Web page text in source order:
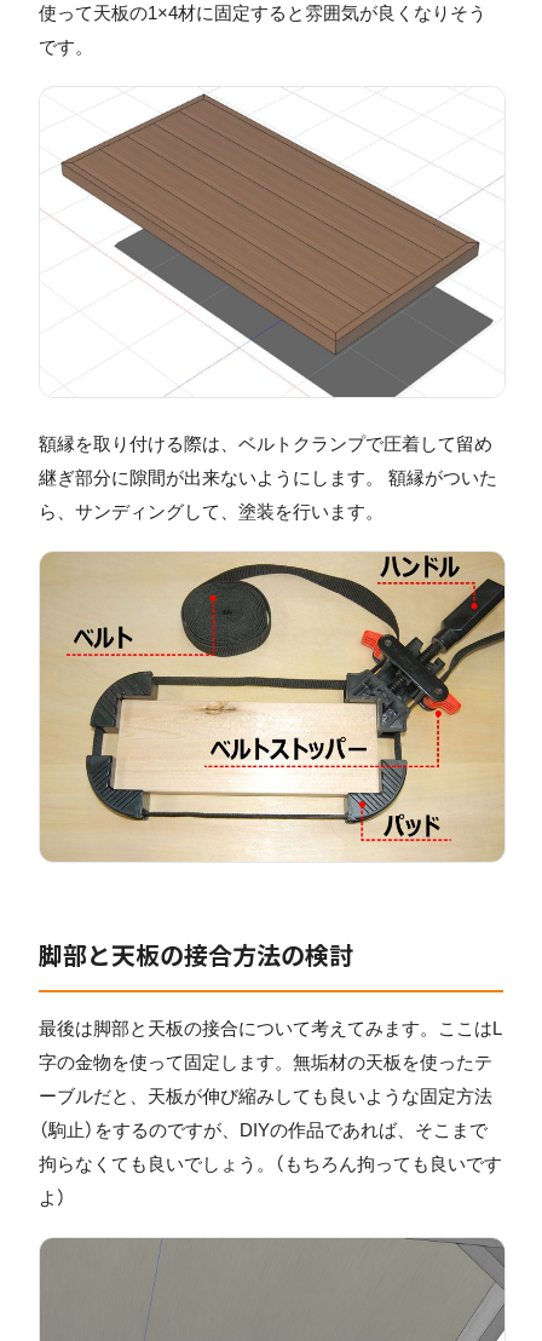
使って天板の1×4材に固定すると雰囲気が良くなりそう
です。
額縁を取り付ける際は、ベルトクランプで圧着して留め
継ぎ部分に隙間が出来ないようにします。 額縁がついた
ら、サンディングして、塗装を行います。
脚部と天板の接合方法の検討
最後は脚部と天板の接合について考えてみます。ここはL
字の金物を使って固定します。無垢材の天板を使ったテ
ーブルだと、天板が伸び縮みしても良いような固定方法
（駒止）をするのですが、DIYの作品であれば、そこまで
拘らなくても良いでしょう。（もちろん拘っても良いです
よ）